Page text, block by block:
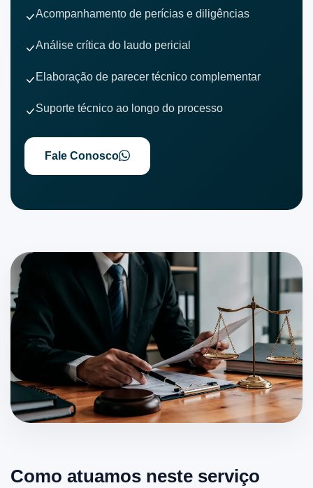
Acompanhamento de perícias e diligências
Análise crítica do laudo pericial
Elaboração de parecer técnico complementar
Suporte técnico ao longo do processo
Fale Conosco
Como atuamos neste serviço